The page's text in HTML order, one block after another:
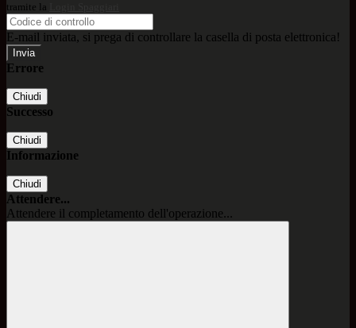
tramite la
E-mail inviata, si prega di controllare la casella di posta elettronica!
Errore
Chiudi
Successo
Chiudi
Informazione
Chiudi
Attendere...
Attendere il completamento dell'operazione...